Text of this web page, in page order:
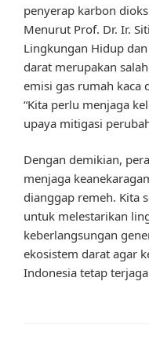
penyerap karbon
Menurut Prof. Dr. Ir.
Lingkungan Hidup
darat merupakan
emisi gas rumah kaca
“Kita perlu menjaga
upaya mitigasi
Dengan demikian,
menjaga
dianggap remeh. Kita
untuk melestarikan
keberlangsungan
ekosistem darat agar
Indonesia tetap